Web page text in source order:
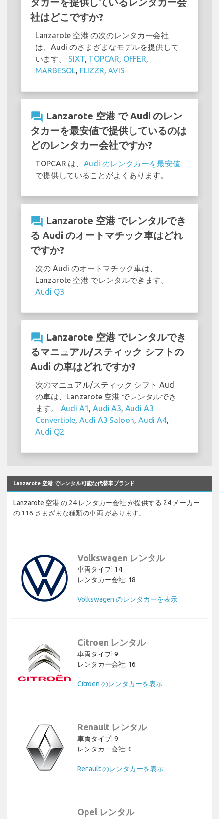
社はどこですか?
Lanzarote 空港 の次のレンタカー会社
は、Audi のさまざまなモデルを提供して
います。 SIXT, TOPCAR, OFFER,
MARBESOL, FLIZZR, AVIS
question_answer Lanzarote 空港 で Audi のレン
タカーを最安値で提供しているのは
どのレンタカー会社ですか?
TOPCAR は、 Audi のレンタカーを最安値
で提供していることがよくあります。
question_answer Lanzarote 空港 でレンタルでき
る Audi のオートマチック車はどれ
ですか?
次の Audi のオートマチック車は、
Lanzarote 空港 でレンタルできます。
Audi Q3
question_answer Lanzarote 空港 でレンタルでき
るマニュアル/スティック シフトの
Audi の車はどれですか?
次のマニュアル/スティック シフト Audi
の車は、Lanzarote 空港 でレンタルでき
ます。 Audi A1 , Audi A3, Audi A3
Convertible, Audi A3 Saloon, Audi A4,
Audi Q2
Lanzarote 空港 でレンタル可能な代替車ブランド
Lanzarote 空港 の 24 レンタカー会社 が提供する 24 メーカー
の 116 さまざまな種類の車両 があります。
Volkswagen レンタル
車両タイプ: 14
レンタカー会社: 18
Volkswagen のレンタカーを表示
Citroen レンタル
車両タイプ: 9
レンタカー会社: 16
Citroen のレンタカーを表示
Renault レンタル
車両タイプ: 9
レンタカー会社: 8
Renault のレンタカーを表示
Opel レンタル